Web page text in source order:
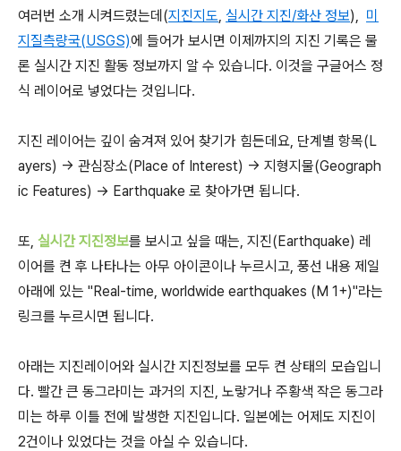
여러번 소개 시켜드렸는데(지진지도, 실시간 지진/화산 정보), 미
지질측량국(USGS)에 들어가 보시면 이제까지의 지진 기록은 물
론 실시간 지진 활동 정보까지 알 수 있습니다. 이것을 구글어스 정
식 레이어로 넣었다는 것입니다.
지진 레이어는 깊이 숨겨져 있어 찾기가 힘든데요, 단계별 항목(L
ayers) -> 관심장소(Place of Interest) -> 지형지물(Geograph
ic Features) -> Earthquake 로 찾아가면 됩니다.
또, 실시간 지진정보를 보시고 싶을 때는, 지진(Earthquake) 레
이어를 켠 후 나타나는 아무 아이콘이나 누르시고, 풍선 내용 제일
아래에 있는 "Real-time, worldwide earthquakes (M 1+)"라는
링크를 누르시면 됩니다.
아래는 지진레이어와 실시간 지진정보를 모두 켠 상태의 모습입니
다. 빨간 큰 동그라미는 과거의 지진, 노랗거나 주황색 작은 동그라
미는 하루 이틀 전에 발생한 지진입니다. 일본에는 어제도 지진이
2건이나 있었다는 것을 아실 수 있습니다.